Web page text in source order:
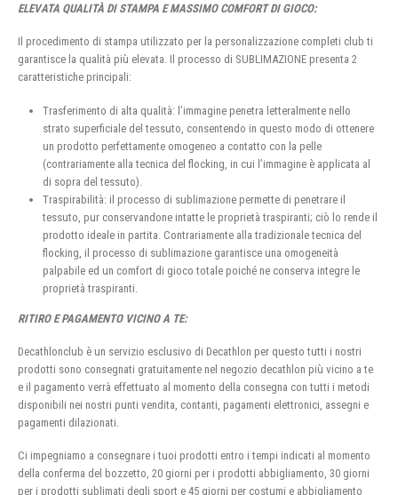
ELEVATA QUALITÀ DI STAMPA E MASSIMO COMFORT DI GIOCO:
Il procedimento di stampa utilizzato per la personalizzazione completi club ti
garantisce la qualità più elevata. Il processo di SUBLIMAZIONE presenta 2
caratteristiche principali:
Trasferimento di alta qualità: l’immagine penetra letteralmente nello
strato superficiale del tessuto, consentendo in questo modo di ottenere
un prodotto perfettamente omogeneo a contatto con la pelle
(contrariamente alla tecnica del flocking, in cui l’immagine è applicata al
di sopra del tessuto).
Traspirabilità: il processo di sublimazione permette di penetrare il
tessuto, pur conservandone intatte le proprietà traspiranti; ciò lo rende il
prodotto ideale in partita. Contrariamente alla tradizionale tecnica del
flocking, il processo di sublimazione garantisce una omogeneità
palpabile ed un comfort di gioco totale poiché ne conserva integre le
proprietà traspiranti.
RITIRO E PAGAMENTO VICINO A TE:
Decathlonclub è un servizio esclusivo di Decathlon per questo tutti i nostri
prodotti sono consegnati gratuitamente nel negozio decathlon più vicino a te
e il pagamento verrà effettuato al momento della consegna con tutti i metodi
disponibili nei nostri punti vendita, contanti, pagamenti elettronici, assegni e
pagamenti dilazionati.
Ci impegniamo a consegnare i tuoi prodotti entro i tempi indicati al momento
della conferma del bozzetto, 20 giorni per i prodotti abbigliamento, 30 giorni
per i prodotti sublimati degli sport e 45 giorni per costumi e abbigliamento